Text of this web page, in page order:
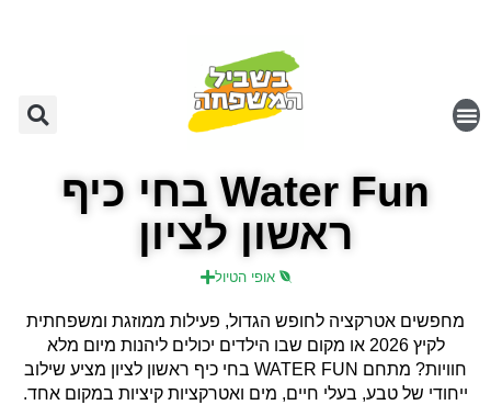
Water Fun בחי כיף
ראשון לציון
אופי הטיול
מחפשים אטרקציה לחופש הגדול, פעילות ממוזגת ומשפחתית
לקיץ 2026 או מקום שבו הילדים יכולים ליהנות מיום מלא
חוויות? מתחם WATER FUN בחי כיף ראשון לציון מציע שילוב
ייחודי של טבע, בעלי חיים, מים ואטרקציות קיציות במקום אחד.